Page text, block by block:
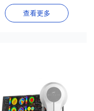
提供更好的体验
查看更多